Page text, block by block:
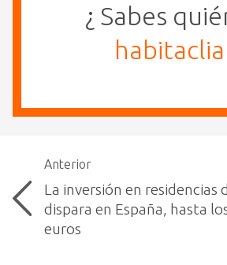
¿ Sabes
habitaclia
Anterior
La inversión en residencias
dispara en España, hasta
euros